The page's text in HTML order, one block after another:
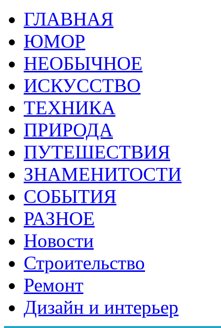
ГЛАВНАЯ
ЮМОР
НЕОБЫЧНОЕ
ИСКУССТВО
ТЕХНИКА
ПРИРОДА
ПУТЕШЕСТВИЯ
ЗНАМЕНИТОСТИ
СОБЫТИЯ
РАЗНОЕ
Новости
Строительство
Ремонт
Дизайн и интерьер